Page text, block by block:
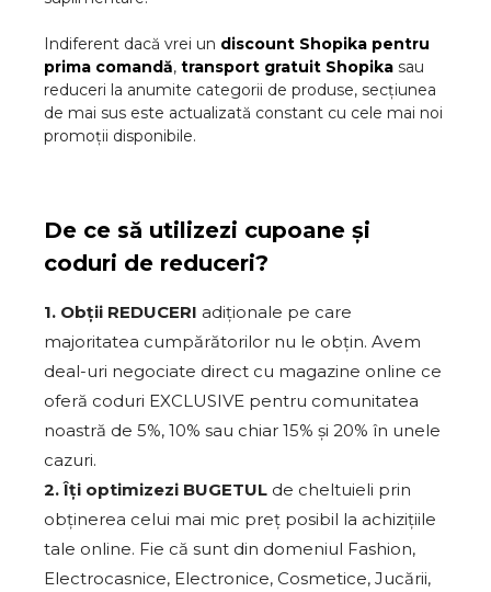
Indiferent dacă vrei un discount Shopika pentru
prima comandă, transport gratuit Shopika sau
reduceri la anumite categorii de produse, secțiunea
de mai sus este actualizată constant cu cele mai noi
promoții disponibile.
De ce să utilizezi cupoane și
coduri de reduceri?
1. Obții REDUCERI adiționale pe care
majoritatea cumpărătorilor nu le obțin. Avem
deal-uri negociate direct cu magazine online ce
oferă coduri EXCLUSIVE pentru comunitatea
noastră de 5%, 10% sau chiar 15% și 20% în unele
cazuri.
2. Îți optimizezi BUGETUL de cheltuieli prin
obținerea celui mai mic preț posibil la achizițiile
tale online. Fie că sunt din domeniul Fashion,
Electrocasnice, Electronice, Cosmetice, Jucării,